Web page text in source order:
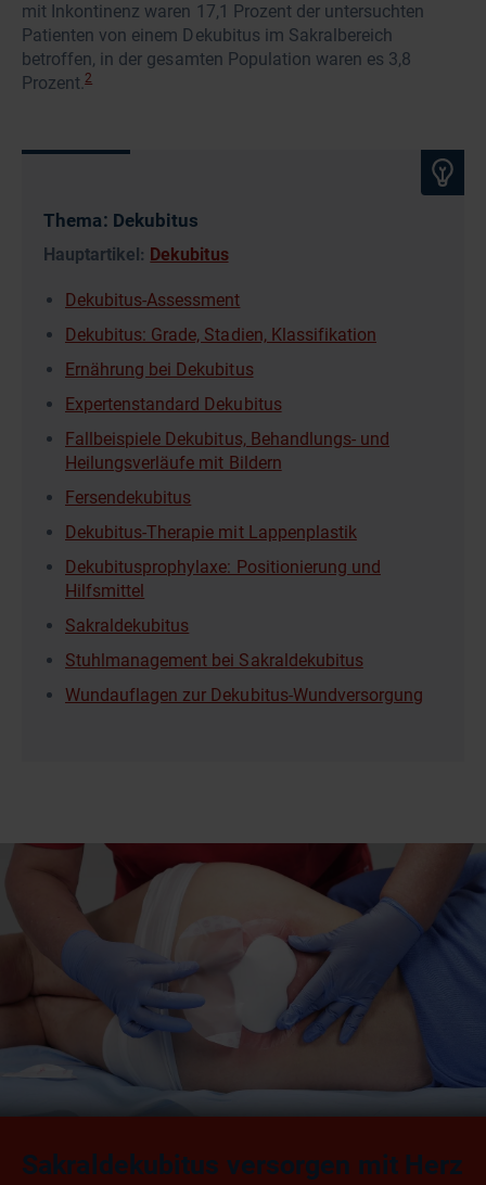
mit Inkontinenz waren 17,1 Prozent der untersuchten
Patienten von einem Dekubitus im Sakralbereich
betroffen, in der gesamten Population waren es 3,8
Prozent.2
Thema: Dekubitus
Hauptartikel: Dekubitus
Dekubitus-Assessment
Dekubitus: Grade, Stadien, Klassifikation
Ernährung bei Dekubitus
Expertenstandard Dekubitus
Fallbeispiele Dekubitus, Behandlungs- und
Heilungsverläufe mit Bildern
Fersendekubitus
Dekubitus-Therapie mit Lappenplastik
Dekubitusprophylaxe: Positionierung und
Hilfsmittel
Sakraldekubitus
Stuhlmanagement bei Sakraldekubitus
Wundauflagen zur Dekubitus-Wundversorgung
Sakraldekubitus versorgen mit Herz